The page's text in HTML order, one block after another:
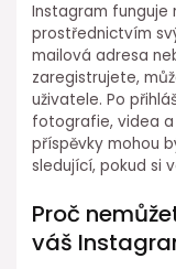
Instagram funguje
prostřednictvím
mailová adresa
zaregistrujete,
uživatele. Po
fotografie, videa
příspěvky mohou
sledující, pokud si
Proč
váš